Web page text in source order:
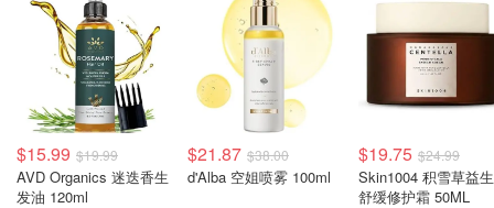
$15.99 $19.99
AVD Organics 迷迭香生
发油 120ml
$21.87 $38.00
d'Alba 空姐喷雾 100ml
$19.75 $24.99
Skin1004 积雪草益
舒缓修护霜 50ML